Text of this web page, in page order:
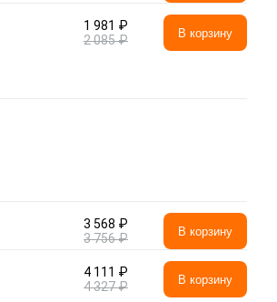
1 981 ₽
2 085 ₽
В корзину
3 568 ₽
3 756 ₽
В корзину
4 111 ₽
4 327 ₽
В корзину